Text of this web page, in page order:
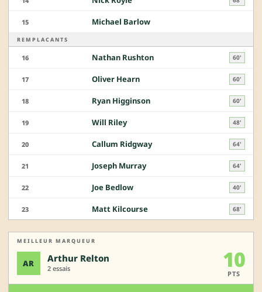
15 Michael Barlow
REMPLACANTS
16 Nathan Rushton 60'
17 Oliver Hearn 60'
18 Ryan Higginson 60'
19 Will Riley 48'
20 Callum Ridgway 64'
21 Joseph Murray 64'
22 Joe Bedlow 40'
23 Matt Kilcourse 68'
MEILLEUR MARQUEUR
AR Arthur Relton
2 essais 10
PTS